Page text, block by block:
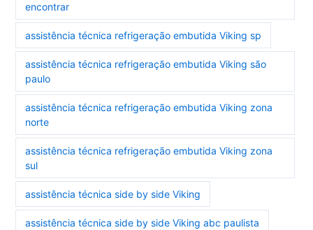
encontrar
assistência técnica refrigeração embutida Viking sp
assistência técnica refrigeração embutida Viking são
paulo
assistência técnica refrigeração embutida Viking zona
norte
assistência técnica refrigeração embutida Viking zona
sul
assistência técnica side by side Viking
assistência técnica side by side Viking abc paulista